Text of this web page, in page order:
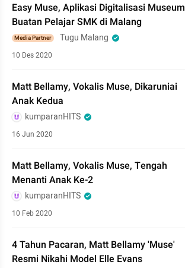
Easy Muse, Aplikasi Digitalisasi Museum
Buatan Pelajar SMK di Malang
Media Partner Tugu Malang
10 Des 2020
Matt Bellamy, Vokalis Muse, Dikaruniai
Anak Kedua
kumparanHITS
16 Jun 2020
Matt Bellamy, Vokalis Muse, Tengah
Menanti Anak Ke-2
kumparanHITS
10 Feb 2020
4 Tahun Pacaran, Matt Bellamy 'Muse'
Resmi Nikahi Model Elle Evans